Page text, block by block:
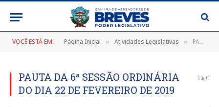
VOCÊ ESTÁ EM: Página Inicial » Atividades Legislativas » PAUTA DA 6ª SESSÃO ORDINÁRIA DO DIA 22 DE FEVEREIRO DE 2019
PAUTA DA 6ª SESSÃO ORDINÁRIA
DO DIA 22 DE FEVEREIRO DE 2019
0